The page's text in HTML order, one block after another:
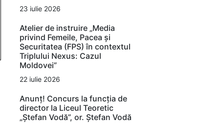
23 iulie 2026
Atelier de instruire „Media
privind Femeile, Pacea și
Securitatea (FPS) în contextul
Triplului Nexus: Cazul
Moldovei”
22 iulie 2026
Anunț! Concurs la funcția de
director la Liceul Teoretic
„Ștefan Vodă”, or. Ștefan Vodă